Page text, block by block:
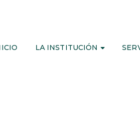
LA INSTITUCIÓN